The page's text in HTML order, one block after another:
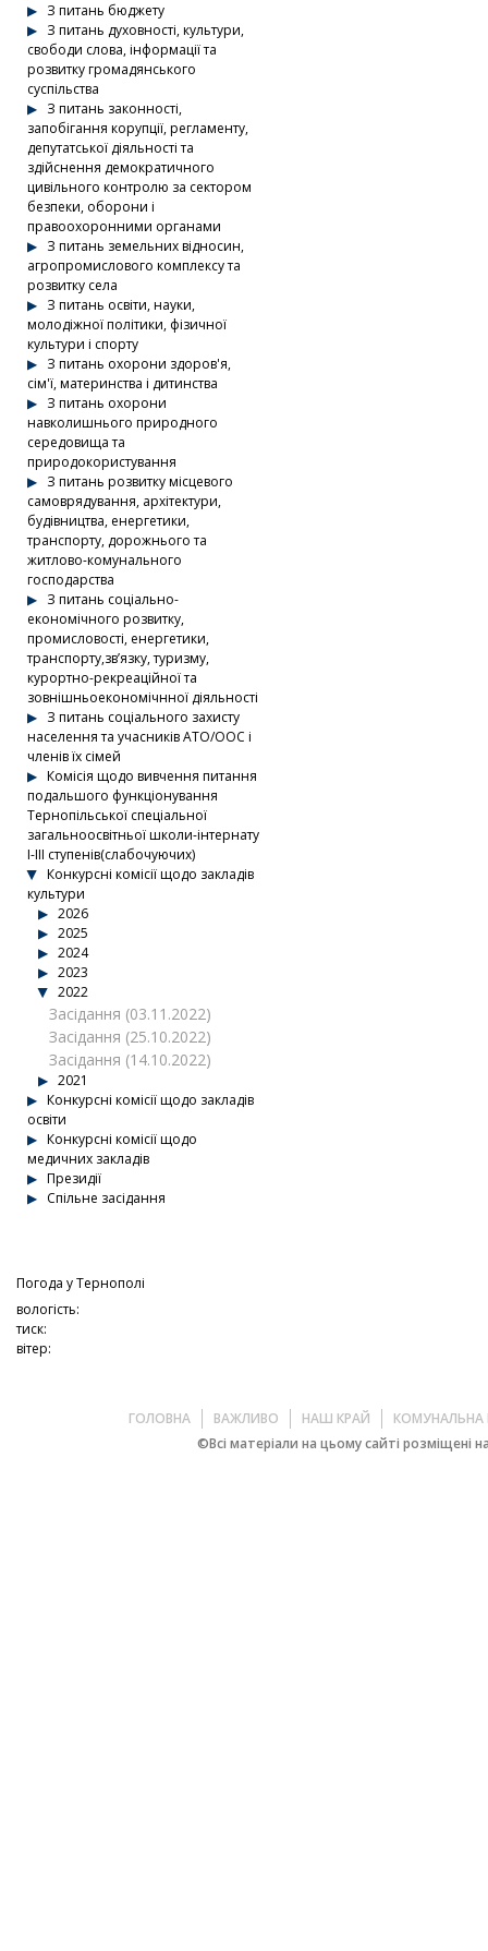
З питань бюджету
З питань духовності, культури,
свободи слова, інформації та
розвитку громадянського
суспільства
З питань законності,
запобігання корупції, регламенту,
депутатської діяльності та
здійснення демократичного
цивільного контролю за сектором
безпеки, оборони і
правоохоронними органами
З питань земельних відносин,
агропромислового комплексу та
розвитку села
З питань освіти, науки,
молодіжної політики, фізичної
культури і спорту
З питань охорони здоров'я,
сім'ї, материнства і дитинства
З питань охорони
навколишнього природного
середовища та
природокористування
З питань розвитку місцевого
самоврядування, архітектури,
будівництва, енергетики,
транспорту, дорожнього та
житлово-комунального
господарства
З питань соціально-
економічного розвитку,
промисловості, енергетики,
транспорту,зв’язку, туризму,
курортно-рекреаційної та
зовнішньоекономічнної діяльності
З питань соціального захисту
населення та учасників АТО/ООС і
членів їх сімей
Комісія щодо вивчення питання
подальшого функціонування
Тернопільської спеціальної
загальноосвітньої школи-інтернату
І-ІІІ ступенів(слабочуючих)
Конкурсні комісії щодо закладів
культури
2026
2025
2024
2023
2022
Засідання (03.11.2022)
Засідання (25.10.2022)
Засідання (14.10.2022)
2021
Конкурсні комісії щодо закладів
освіти
Конкурсні комісії щодо
медичних закладів
Президії
Спільне засідання
Погода уТернополі
вологість:
тиск:
вітер:
ГОЛОВНА ВАЖЛИВО НАШ КРАЙ
КОМУНАЛЬНА
©Всі матеріали на цьому сайті розміщені